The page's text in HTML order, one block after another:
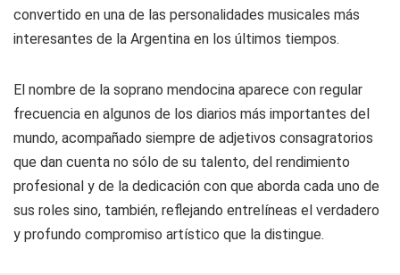
convertido en una de las personalidades musicales más
interesantes de la Argentina en los últimos tiempos.
El nombre de la soprano mendocina aparece con regular
frecuencia en algunos de los diarios más importantes del
mundo, acompañado siempre de adjetivos consagratorios
que dan cuenta no sólo de su talento, del rendimiento
profesional y de la dedicación con que aborda cada uno de
sus roles sino, también, reflejando entrelíneas el verdadero
y profundo compromiso artístico que la distingue.